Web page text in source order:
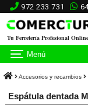
972 233 731
Tu Ferretería Profesional Online
Menú
Accesorios y recambios
Espátula dentada